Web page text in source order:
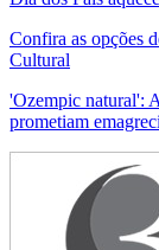
Confira as opções
Cultural
'Ozempic natural':
prometiam